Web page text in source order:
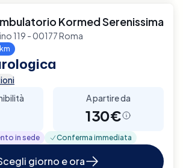
Kormed Serenissima
119 - 00177 Roma
A partire da
130€
in sede Conferma immediata
giorno e ora